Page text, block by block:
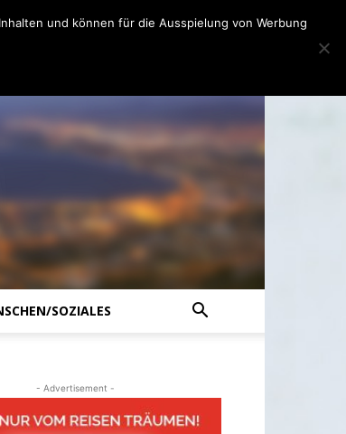
SOZIALES
- Advertisement -
und können für die Ausspielung von Werbung